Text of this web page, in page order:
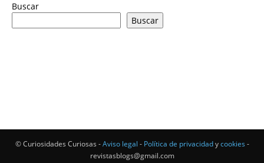
Buscar
Buscar
© Curiosidades Curiosas -Aviso legal - Política de privacidadycookies -
revistasblogs@gmail.com